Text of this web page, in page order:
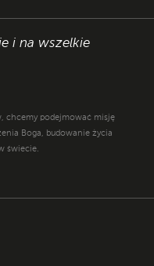
i na wszelkie
chcemy podejmować misję
Boga, budowanie życia
świecie.